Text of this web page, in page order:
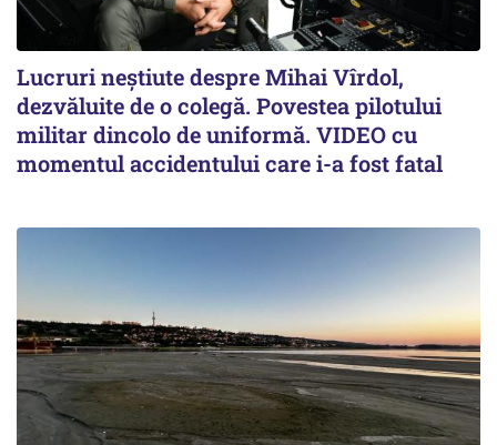
Lucruri neștiute despre Mihai Vîrdol,
dezvăluite de o colegă. Povestea pilotului
militar dincolo de uniformă. VIDEO cu
momentul accidentului care i-a fost fatal